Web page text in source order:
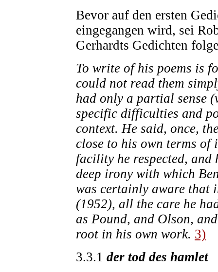
Bevor auf den ersten
eingegangen wird, sei
Gerhardts Gedichten
To write of his poems is
could not read them
had only a partial sense
specific difficulties and
context. He said, once,
close to his own terms
facility he respected, and
deep irony with which
was certainly aware that
(1952), all the care he
as Pound, and Olson,
root in his own work. 3)
3.3.1 der tod des hamlet